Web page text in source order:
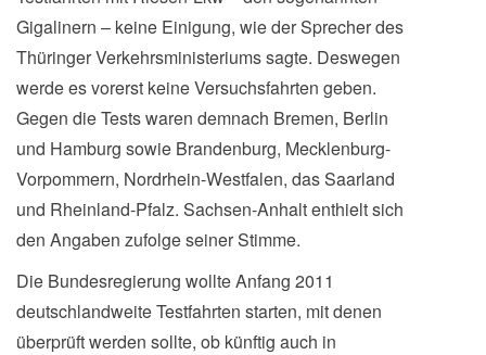
Gigalinern – keine Einigung, wie der Sprecher des
Thüringer Verkehrsministeriums sagte. Deswegen
werde es vorerst keine Versuchsfahrten geben.
Gegen die Tests waren demnach Bremen, Berlin
und Hamburg sowie Brandenburg, Mecklenburg-
Vorpommern, Nordrhein-Westfalen, das Saarland
und Rheinland-Pfalz. Sachsen-Anhalt enthielt sich
den Angaben zufolge seiner Stimme.
Die Bundesregierung wollte Anfang 2011
deutschlandweite Testfahrten starten, mit denen
überprüft werden sollte, ob künftig auch in